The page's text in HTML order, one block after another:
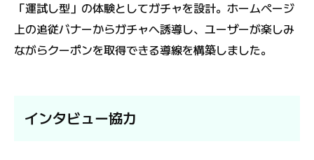
「運試し型」の体験としてガチャを設計。ホームページ
上の追従バナーからガチャへ誘導し、ユーザーが楽しみ
ながらクーポンを取得できる導線を構築しました。
インタビュー協力